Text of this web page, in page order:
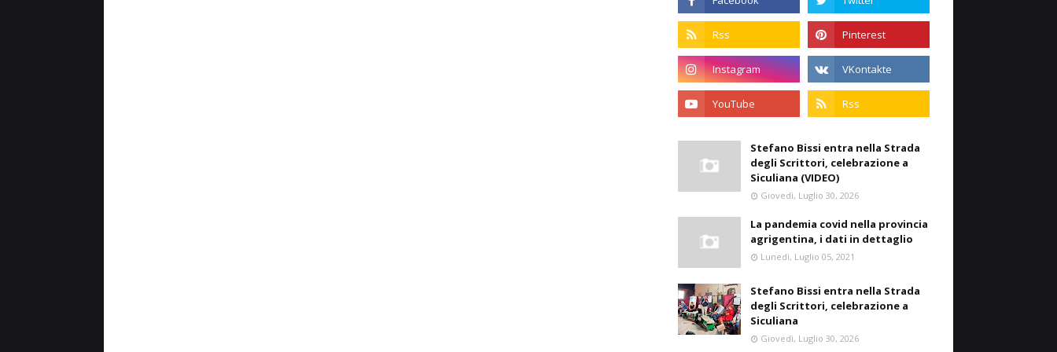
Stefano Bissi entra nella Strada
degli Scrittori, celebrazione a
Siculiana (VIDEO)
Giovedì, Luglio 30, 2026
La pandemia covid nella provincia
agrigentina, i dati in dettaglio
Lunedì, Luglio 05, 2021
Stefano Bissi entra nella Strada
degli Scrittori, celebrazione a
Siculiana
Giovedì, Luglio 30, 2026